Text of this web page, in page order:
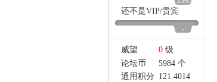
还不是VIP/贵宾
-
威望 0 级
论坛币
5984 个
通用积分 121.4014